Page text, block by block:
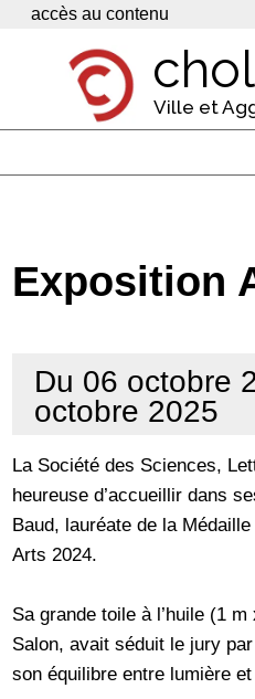
Panneau de gestion des cookies
accès au contenu
Ville et
Economie
Contacts
Exposition
Du 06 octobre
octobre 2025
La Société des Sciences,
heureuse d’accueillir dans
Baud, lauréate de la
Arts 2024.
Sa grande toile à l’huile (1
Salon, avait séduit le jury
son équilibre entre lumière